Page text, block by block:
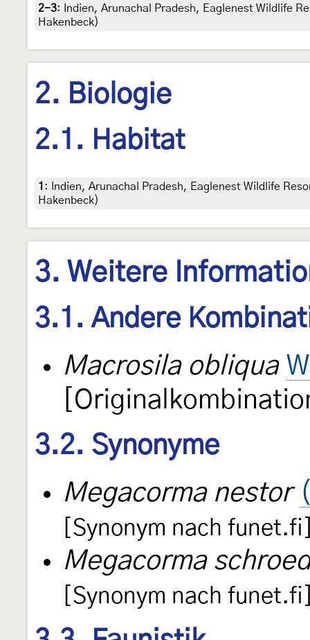
2-3:
Indien, Arunachal Pradesh, Eaglenest Wildlife
Hakenbeck)
2. Biologie
2.1. Habitat
1 :
Indien, Arunachal Pradesh, Eaglenest Wildlife
Hakenbeck)
3. Weitere
3.1. Andere
Macrosila obliqua
3.2. Synonyme
Megacorma nestor
[Synonym nach
Megacorma
[Synonym nach